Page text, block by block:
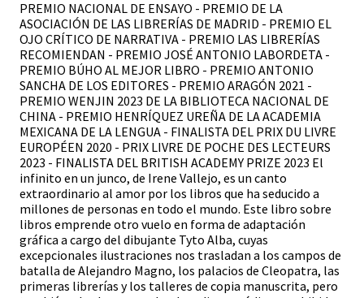
PREMIO NACIONAL DE ENSAYO - PREMIO DE LA
ASOCIACIÓN DE LAS LIBRERÍAS DE MADRID - PREMIO EL
OJO CRÍTICO DE NARRATIVA - PREMIO LAS LIBRERÍAS
RECOMIENDAN - PREMIO JOSÉ ANTONIO LABORDETA -
PREMIO BÚHO AL MEJOR LIBRO - PREMIO ANTONIO
SANCHA DE LOS EDITORES - PREMIO ARAGÓN 2021 -
PREMIO WENJIN 2023 DE LA BIBLIOTECA NACIONAL DE
CHINA - PREMIO HENRÍQUEZ UREÑA DE LA ACADEMIA
MEXICANA DE LA LENGUA - FINALISTA DEL PRIX DU LIVRE
EUROPÉEN 2020 - PRIX LIVRE DE POCHE DES LECTEURS
2023 - FINALISTA DEL BRITISH ACADEMY PRIZE 2023 El
infinito en un junco, de Irene Vallejo, es un canto
extraordinario al amor por los libros que ha seducido a
millones de personas en todo el mundo. Este libro sobre
libros emprende otro vuelo en forma de adaptación
gráfica a cargo del dibujante Tyto Alba, cuyas
excepcionales ilustraciones nos trasladan a los campos de
batalla de Alejandro Magno, los palacios de Cleopatra, las
primeras librerías y los talleres de copia manuscrita, pero